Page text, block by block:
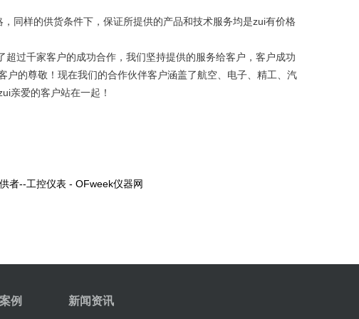
样的供货条件下，保证所提供的产品和技术服务均是zui有价格
过千家客户的成功合作，我们坚持提供的服务给客户，客户成功
户的尊敬！现在我们的合作伙伴客户涵盖了航空、电子、精工、汽
亲爱的客户站在一起！
者--工控仪表 - OFweek仪器网
例 新闻资讯